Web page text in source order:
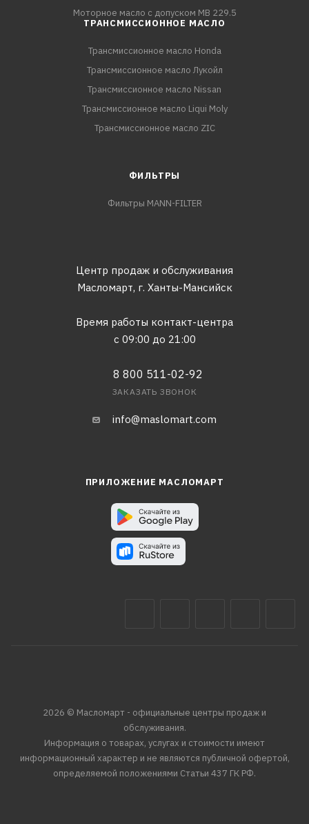
Моторное масло с допуском MB 229.5
ТРАНСМИССИОННОЕ МАСЛО
Трансмиссионное масло Honda
Трансмиссионное масло Лукойл
Трансмиссионное масло Nissan
Трансмиссионное масло Liqui Moly
Трансмиссионное масло ZIC
ФИЛЬТРЫ
Фильтры MANN-FILTER
Центр продаж и обслуживания
Масломарт, г. Ханты-Мансийск
Время работы контакт-центра
с 09:00 до 21:00
8 800 511-02-92
ЗАКАЗАТЬ ЗВОНОК
info@maslomart.com
ПРИЛОЖЕНИЕ МАСЛОМАРТ
2026 © Масломарт - официальные центры продаж и
обслуживания.
Информация о товарах, услугах и стоимости имеют
информационный характер и не являются публичной офертой,
определяемой положениями Статьи 437 ГК РФ.